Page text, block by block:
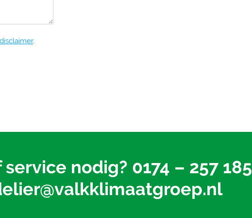
disclaimer.
service nodig? 0174 – 257 185